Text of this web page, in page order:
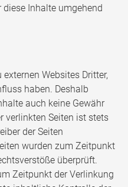
Inhalte umgehend
Websites Dritter,
haben. Deshalb
auch keine Gewähr
verlinkten Seiten ist stets
der Seiten
wurden zum Zeitpunkt
überprüft.
Zeitpunkt der Verlinkung